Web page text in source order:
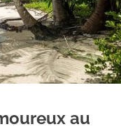
au